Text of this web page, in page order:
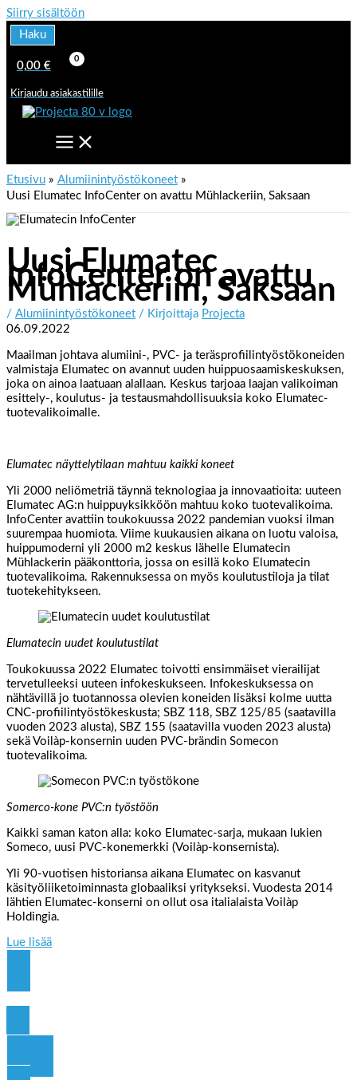
Siirry sisältöön
Haku
0,00 €
Kirjaudu asiakastilille
Etusivu
Alumiinintyöstökoneet
Uusi Elumatec InfoCenter on avattu Mühlackeriin, Saksaan
Uusi Elumatec
InfoCenter on avattu
Mühlackeriin, Saksaan
/ Alumiinintyöstökoneet / Kirjoittaja Projecta
06.09.2022
Maailman johtava alumiini-, PVC- ja teräsprofiilintyöstökoneiden
valmistaja Elumatec on avannut uuden huippuosaamiskeskuksen,
joka on ainoa laatuaan alallaan. Keskus tarjoaa laajan valikoiman
esittely-, koulutus- ja testausmahdollisuuksia koko Elumatec-
tuotevalikoimalle.
Elumatec näyttelytilaan mahtuu kaikki koneet
Yli 2000 neliömetriä täynnä teknologiaa ja innovaatioita: uuteen
Elumatec AG:n huippuyksikköön mahtuu koko tuotevalikoima.
InfoCenter avattiin toukokuussa 2022 pandemian vuoksi ilman
suurempaa huomiota. Viime kuukausien aikana on luotu valoisa,
huippumoderni yli 2000 m2 keskus lähelle Elumatecin
Mühlackerin pääkonttoria, jossa on esillä koko Elumatecin
tuotevalikoima. Rakennuksessa on myös koulutustiloja ja tilat
tuotekehitykseen.
Elumatecin uudet koulutustilat
Toukokuussa 2022 Elumatec toivotti ensimmäiset vierailijat
tervetulleeksi uuteen infokeskukseen. Infokeskuksessa on
nähtävillä jo tuotannossa olevien koneiden lisäksi kolme uutta
CNC-profiilintyöstökeskusta; SBZ 118, SBZ 125/85 (saatavilla
vuoden 2023 alusta), SBZ 155 (saatavilla vuoden 2023 alusta)
sekä Voilàp-konsernin uuden PVC-brändin Somecon
tuotevalikoima.
Somerco-kone PVC:n työstöön
Kaikki saman katon alla: koko Elumatec-sarja, mukaan lukien
Someco, uusi PVC-konemerkki (Voilàp-konsernista).
Yli 90-vuotisen historiansa aikana Elumatec on kasvanut
käsityöliiketoiminnasta globaaliksi yritykseksi. Vuodesta 2014
lähtien Elumatec-konserni on ollut osa italialaista Voilàp
Holdingia.
Lue lisää
Click Here